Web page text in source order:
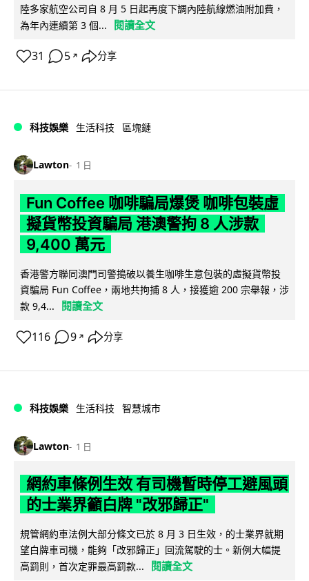
陸多家航空公司自 8 月 5 日起再度下調內陸航線燃油附加費，
為年內連續第 3 個...
閱讀全文
31 5 ↗ 分享
科技娛樂 生活科技 區塊鏈
Lawton 1 日
Fun Coffee 咖啡騙局爆煲 咖啡包裝虛
擬貨幣投資騙局 港澳警拘 8 人涉款
9,400 萬元
香港警方聯同澳門司警搗破以養生咖啡生意包裝的虛擬貨幣投
資騙局 Fun Coffee，兩地共拘捕 8 人，接獲逾 200 宗舉報，涉
款 9,4...
閱讀全文
116 9 ↗ 分享
科技娛樂 生活科技 智慧城市
Lawton 1 日
網約車條例生效 有司機暫時停工避風頭
的士業界籲白牌 "改邪歸正"
規管網約車法例大部分條文已於 8 月 3 日生效，的士業界就期
望白牌車司機，能夠「改邪歸正」回流駕駛的士。新例大幅提
高罰則，首次定罪最高罰款...
閱讀全文